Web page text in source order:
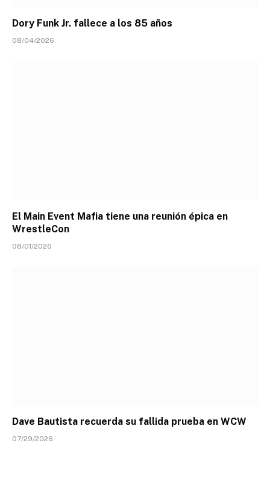
Dory Funk Jr. fallece a los 85 años
08/04/2026
El Main Event Mafia tiene una reunión épica en
WrestleCon
08/01/2026
Dave Bautista recuerda su fallida prueba en WCW
07/29/2026